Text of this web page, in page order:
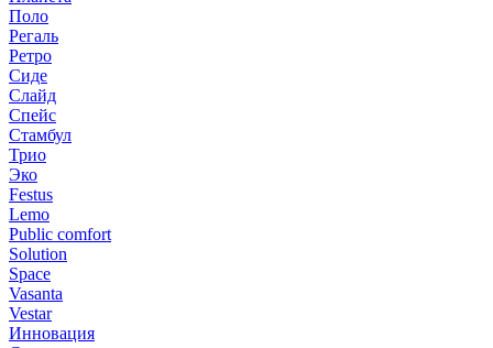
Поло
Регаль
Ретро
Сиде
Слайд
Спейс
Стамбул
Трио
Эко
Festus
Lemo
Public comfort
Solution
Space
Vasanta
Vestar
Инновация